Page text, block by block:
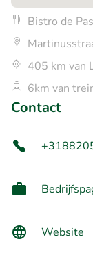
Bistro de
405 km van
6km van
Contact
Website